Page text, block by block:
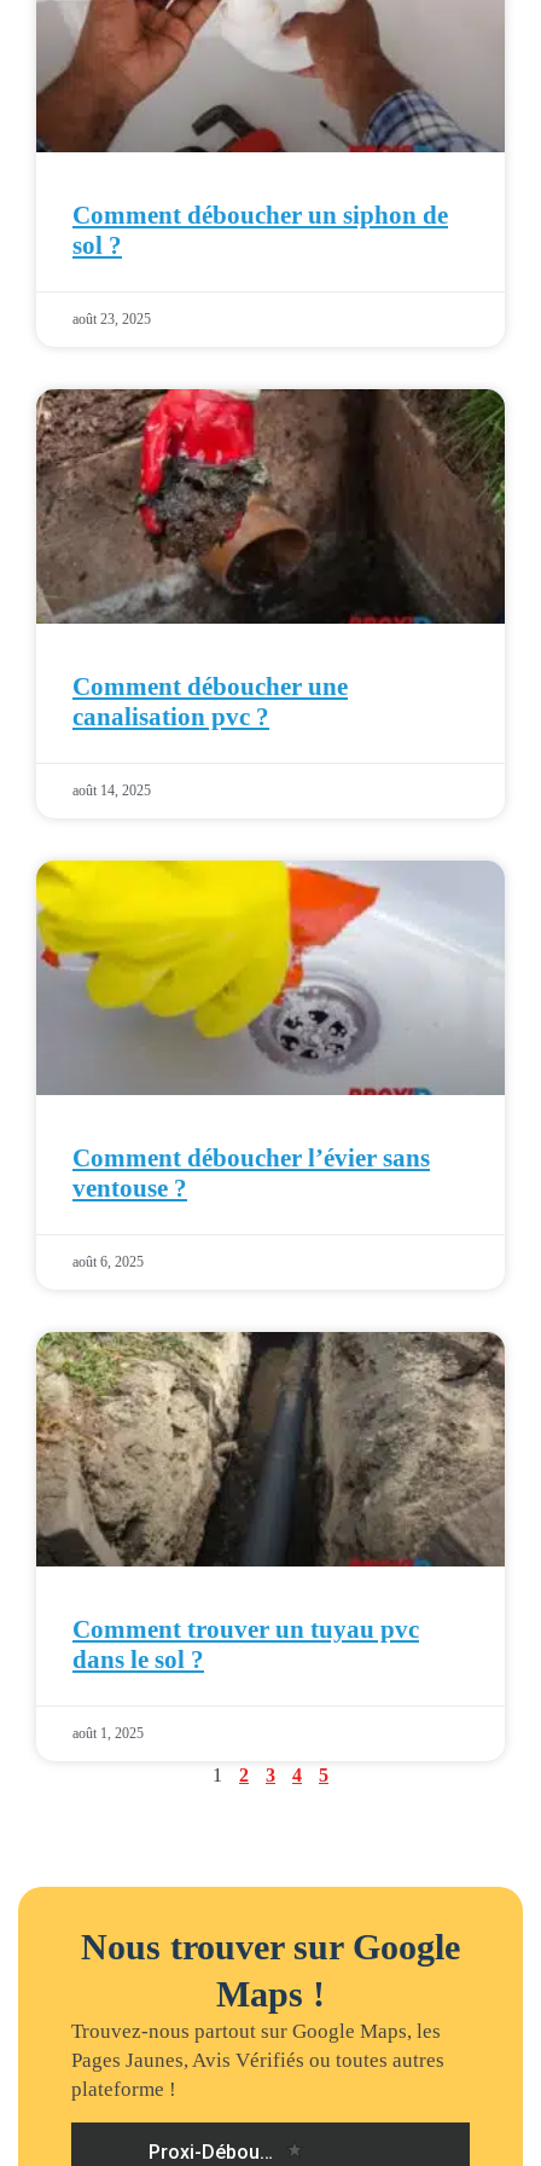
Comment déboucher un siphon de
sol ?
août 23, 2025
Comment déboucher une
canalisation pvc ?
août 14, 2025
Comment déboucher l’évier sans
ventouse ?
août 6, 2025
Comment trouver un tuyau pvc
dans le sol ?
août 1, 2025
1 2 3 4 5
Nous trouver sur Google
Maps !
Trouvez-nous partout sur Google Maps, les
Pages Jaunes, Avis Vérifiés ou toutes autres
plateforme !